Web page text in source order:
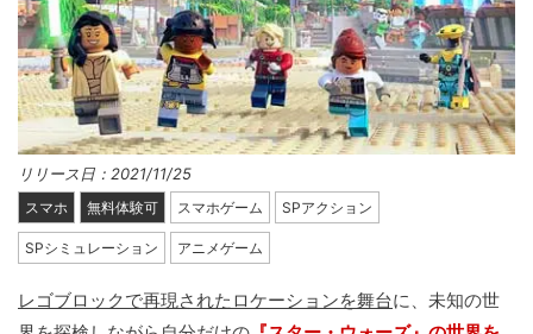
リリース日：2021/11/25
スマホ 無料体験可 スマホゲーム SPアクション
SPシミュレーション アニメゲーム
レゴブロックで再現されたロケーションを舞台に、未知の世